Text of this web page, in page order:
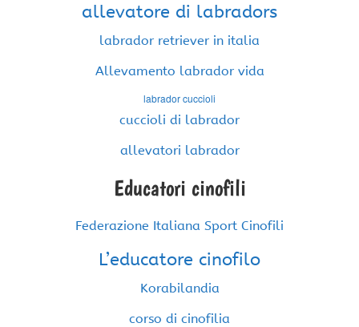
allevatore di labradors
labrador retriever in italia
Allevamento labrador vida
labrador cuccioli
cuccioli di labrador
allevatori labrador
Educatori cinofili
Federazione Italiana Sport Cinofili
L’educatore cinofilo
Korabilandia
corso di cinofilia